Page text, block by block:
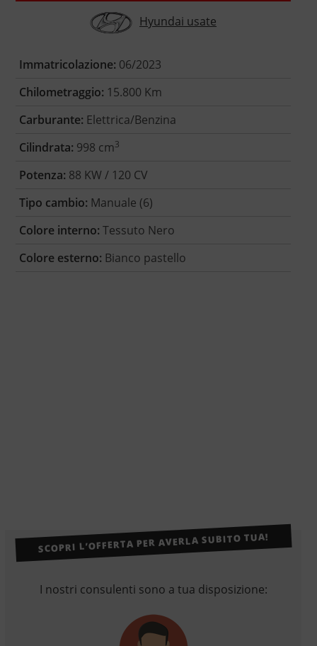
Hyundai usate
Immatricolazione: 06/2023
Chilometraggio: 15.800 Km
Carburante: Elettrica/Benzina
Cilindrata: 998 cm3
Potenza: 88 KW / 120 CV
Tipo cambio: Manuale (6)
Colore interno: Tessuto Nero
Colore esterno: Bianco pastello
SCOPRI L’OFFERTA PER AVERLA SUBITO TUA!
I nostri consulenti sono a tua disposizione: